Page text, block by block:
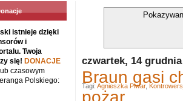
czwartek, 14 grudnia
Braun gasi
pożar
Tagi: Agnieszka Piwar,
istnieje dzięki
i
Twoja
się! DONACJE
czasowym
Polskiego: